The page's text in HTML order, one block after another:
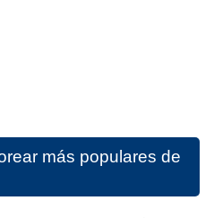
más populares de